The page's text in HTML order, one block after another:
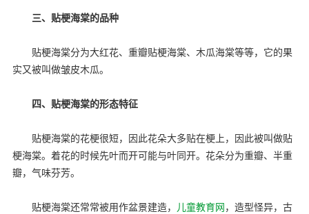
三、贴梗海棠的品种
贴梗海棠分为大红花、重瓣贴梗海棠、木瓜海棠等等，它的果
实又被叫做皱皮木瓜。
四、贴梗海棠的形态特征
贴梗海棠的花梗很短，因此花朵大多贴在梗上，因此被叫做贴
梗海棠。着花的时候先叶而开可能与叶同开。花朵分为重瓣、半重
瓣，气味芬芳。
贴梗海棠还常常被用作盆景建造， 儿童教育网，造型怪异，古